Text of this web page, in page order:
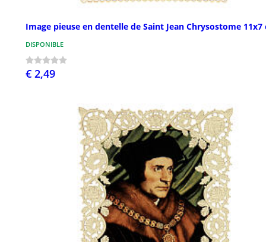
Image pieuse en dentelle de Saint Jean Chrysostome 11x7
DISPONIBLE
€ 2,49